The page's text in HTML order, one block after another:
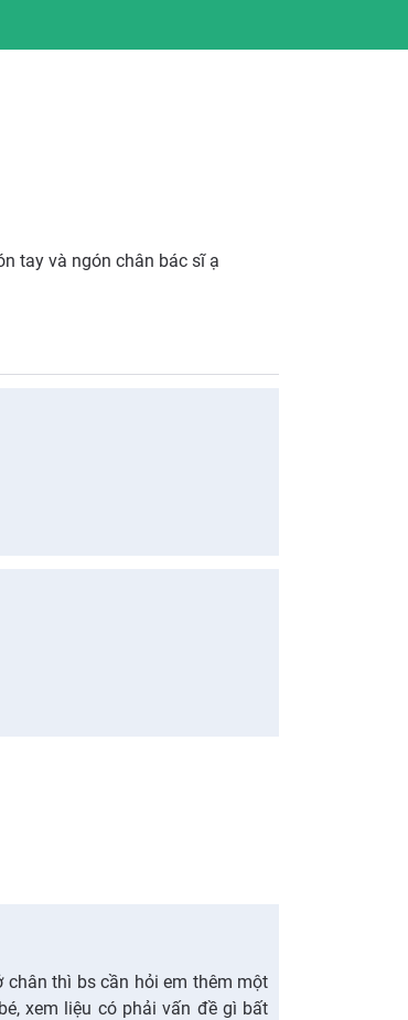
tay và ngón chân bác sĩ ạ
thì bs cần hỏi em thêm một
xem liệu có phải vấn đề gì bất